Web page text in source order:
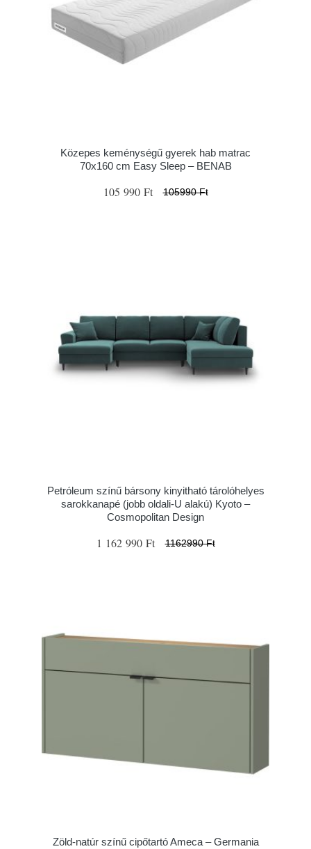
Közepes keménységű gyerek hab matrac
70x160 cm Easy Sleep – BENAB
105 990 Ft 105990 Ft
Petróleum színű bársony kinyitható tárolóhelyes
sarokkanapé (jobb oldali-U alakú) Kyoto –
Cosmopolitan Design
1 162 990 Ft 1162990 Ft
Zöld-natúr színű cipőtartó Ameca – Germania